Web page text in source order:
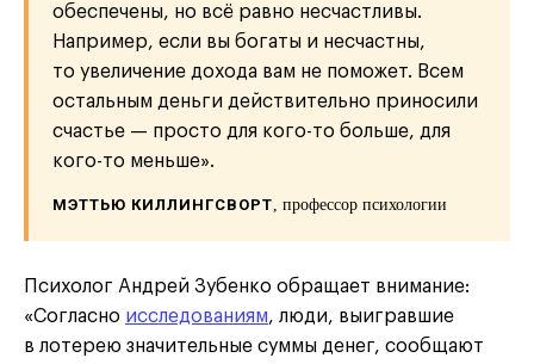
обеспечены, но всё равно несчастливы.
Например, если вы богаты и несчастны,
то увеличение дохода вам не поможет. Всем
остальным деньги действительно приносили
счастье — просто для кого-то больше, для
кого-то меньше».
МЭТТЬЮ КИЛЛИНГСВОРТ , профессор психологии
Психолог Андрей Зубенко обращает внимание:
«Согласно исследованиям, люди, выигравшие
в лотерею значительные суммы денег, сообщают